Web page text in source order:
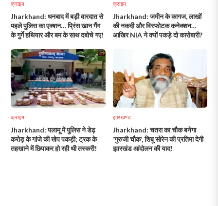
क्राइम
Jharkhand: धनबाद में बड़ी वारदात से
पहले पुलिस का एक्शन… प्रिंस खान गैंग
के गुर्गे हथियार और बम के साथ दबोचे गए!
क्राइम
Jharkhand: जमीन के कागज, लाखों
की नकदी और विस्फोटक कनेक्शन…
आखिर NIA ने क्यों पकड़े दो कारोबारी?
क्राइम
Jharkhand: पलामू में पुलिस ने डेढ़
करोड़ के गांजे की खेप पकड़ी; ट्रक के
तहखाने में छिपाकर हो रही थी तस्करी!
झारखण्ड
Jharkhand: चतरा का चौक बनेगा
‘गुरुजी चौक’, शिबू सोरेन की प्रतिमा देगी
झारखंड आंदोलन की याद!